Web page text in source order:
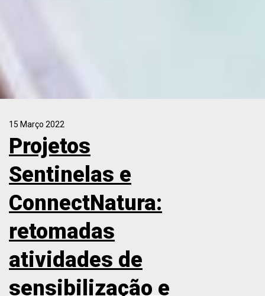
15 Março 2022
Projetos
Sentinelas e
ConnectNatura:
retomadas
atividades de
sensibilização e